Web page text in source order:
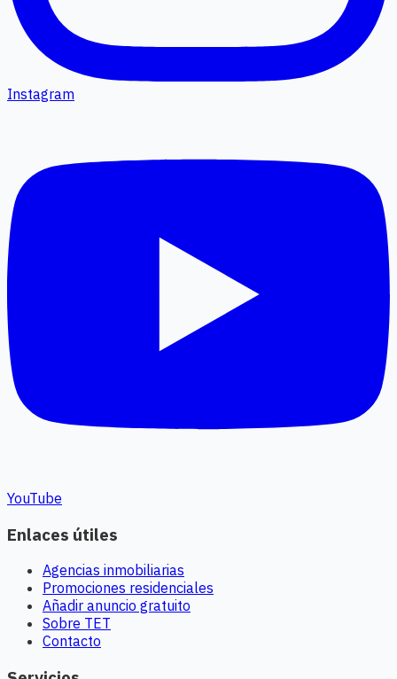
Instagram
YouTube
Enlaces útiles
Agencias inmobiliarias
Promociones residenciales
Añadir anuncio gratuito
Sobre TET
Contacto